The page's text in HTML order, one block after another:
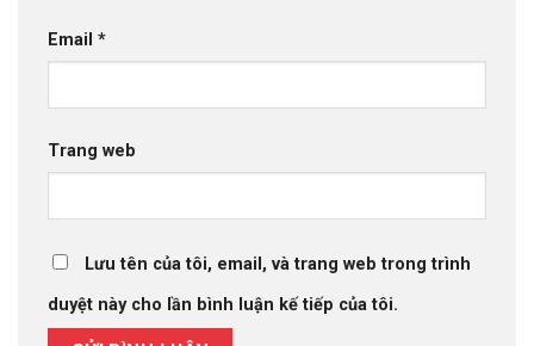
Email *
Trang web
Lưu tên của tôi, email, và trang web trong trình
duyệt này cho lần bình luận kế tiếp của tôi.